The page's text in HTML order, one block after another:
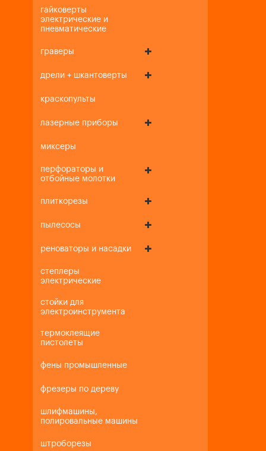
гайковерты
электрические и
пневматические
граверы
дрели + шкантоверты
краскопульты
лазерные приборы
миксеры
перфораторы и
отбойные молотки
плиткорезы
пылесосы
реноваторы и насадки
степлеры
электрические
стойки для
электроинструмента
термоклеящие
пистолеты
фены промышленные
фрезеры по дереву
шлифмашины,
полировальные машины
штроборезы